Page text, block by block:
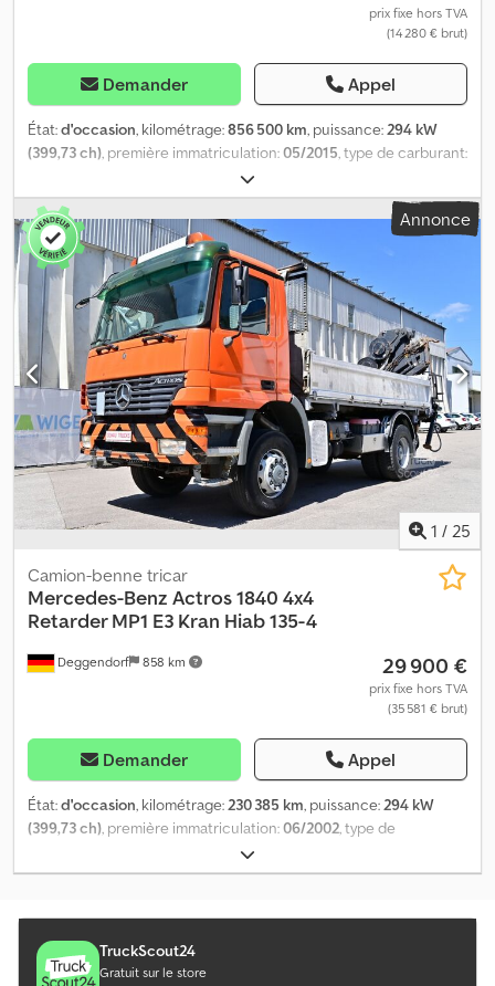
prix fixe hors TVA
(14 280 € brut)
Demander Appel
État:d'occasion, kilométrage:856 500 km, puissance:294 kW
(399,73 ch), première immatriculation:05/2015, type de carburant:
, poids total:
pneus:315/70 R22,5, configuration d'essieux:2 essieux, freins:
frein moteur, cabine conducteur:cabine couchette, type
d'engrenage:automatique, classe d'émission:
acier-air
, nombre de lits:2, nombre de sièges:2, Équipement:
blocage de différentiel, béquet, chauffage de stationnement,
climatisation, frein à air comprimé, ordinateur de bord,
régulateur de vitesse, verrouillage centralisé , | Mercedes Benz
Actros 1840 MP4 | ABS, ASR, lève-vitres électriques, régulateur de
vitesse | Boîte automatique, EURO6, climatisation, chauffage
autonome, | siège chauffant | réfrigérateur | pneus avant
385/55R22,5 | pneus arrière 315/70R22,5 | Sous réserve d’erreurs
de saisie, de fautes et de vente préalable. Dksdpfszkkm Tjx Ahmsr
Annonce
1 / 25
Deggendorf 858 km
Camion-benne tricar
Mercedes-Benz Actros 1840 4x4
Retarder MP1 E3 Kran Hiab 135-4
29 900 €
prix fixe hors TVA
(35 581 € brut)
Demander Appel
État:d'occasion, kilométrage: 230 385 km, puissance: 294 kW
(399,73 ch) , première immatriculation:06/2002 , type de
10 370 kg
7 630 kg, poids total:18 000 kg, configuration d'essieux:4x4,
courte, type d'engrenage:autre, classe d'émission:Euro 3,
suspension: acier , nombre de sièges:
attelage de remorque, blocage de différentiel, climatisation,
TruckScout24
Gratuit sur le store